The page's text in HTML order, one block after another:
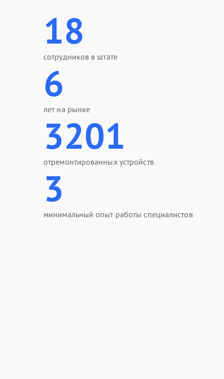
18
сотрудников в штате
6
лет на рынке
3201
отремонтированных устройств
3
минимальный опыт работы специалистов